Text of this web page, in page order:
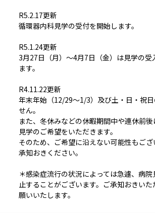
R5.2.17更新
循環器内科見学の受付を開始します。
R5.1.24更新
3月27日（月）～4月7日（金）は見学の受
ます。
R4.11.22更新
年末年始（12/29～1/3）及び土・日・祝
せん。
また、冬休みなどの休暇期間中や連休前
見学のご希望をいただきます。
そのため、ご希望に沿えない可能性もご
承知おきください。
＊感染症流行の状況によっては急遽、病
止することがございます。ご承知おきい
願いいたします。